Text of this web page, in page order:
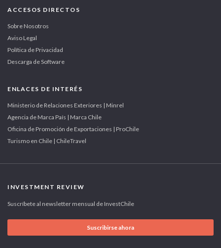
ACCESOS DIRECTOS
Sobre Nosotros
Aviso Legal
Política de Privacidad
Descarga de Software
ENLACES DE INTERÉS
Ministerio de Relaciones Exteriores | Minrel
Agencia de Marca País | Marca Chile
Oficina de Promoción de Exportaciones | ProChile
Turismo en Chile | ChileTravel
INVESTMENT REVIEW
Suscríbete al newsletter mensual de InvestChile
Suscribirse ahora